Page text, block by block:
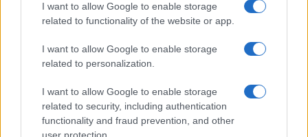
I want to allow Google to enable storage
related to functionality of the website or app.
I want to allow Google to enable storage
related to personalization.
I want to allow Google to enable storage
related to security, including authentication
functionality and fraud prevention, and other
Casa
Lavanda in vaso sana e
rigogliosa: non commettere
questi 3 errori